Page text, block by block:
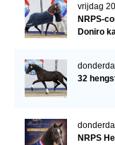
vrijdag
NRPS-
Doniro
32
NRPS